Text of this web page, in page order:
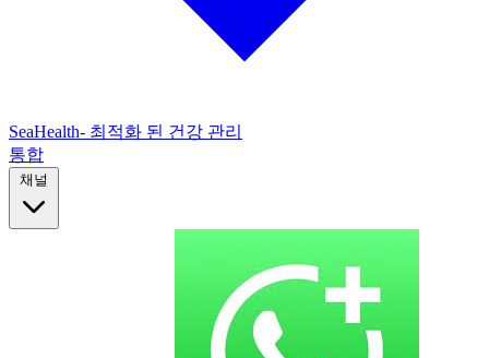
SeaHealth- 최적화 된 건강 관리
통합
채널